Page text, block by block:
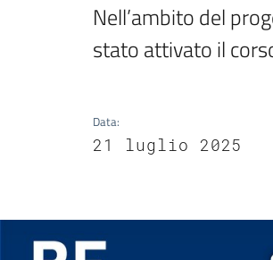
Nell’ambito del
stato attivato il
Data:
21 luglio 2025